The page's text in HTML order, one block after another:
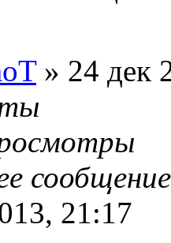
» 24 дек
21:17